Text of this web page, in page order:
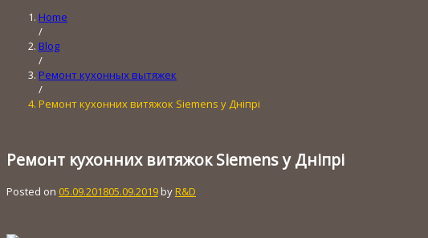
Home
/
Blog
/
Ремонт кухонных вытяжек
/
Ремонт кухонних витяжок Siemens у Дніпрі
Ремонт кухонних витяжок Siemens у Дніпрі
Posted on 05.09.201805.09.2019by R&D